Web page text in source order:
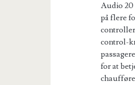
Audio 20
på flere
control-
for at